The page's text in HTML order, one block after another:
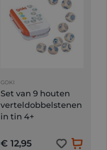
GOKI
Set van 9 houten
verteldobbelstenen
in tin 4+
€ 12,95